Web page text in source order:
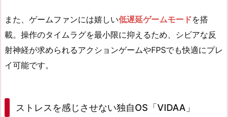
また、ゲームファンには嬉しい低遅延ゲームモードを搭
載。操作のタイムラグを最小限に抑えるため、シビアな反
射神経が求められるアクションゲームやFPSでも快適にプレ
イ可能です。
ストレスを感じさせない独自OS「VIDAA」